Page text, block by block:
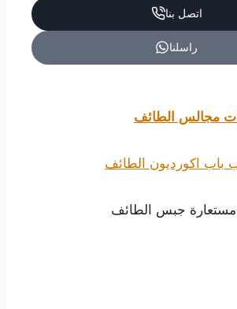
اتصل بنا
راسلنا
مجالس الطائف
باب اكورديون الطائف